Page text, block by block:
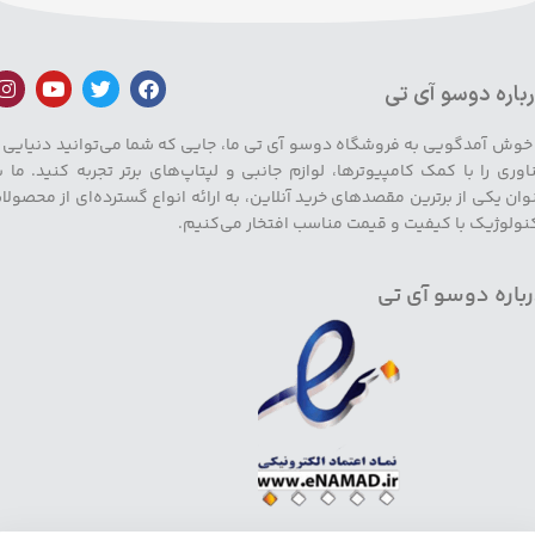
دوسو آی تی
خوش آمدگویی به فروشگاه دوسو آی تی ما، جایی که شما می‌توانید دنیایی
را با کمک کامپیوترها، لوازم جانبی و لپتاپ‌های برتر تجربه کنید. ما
یکی از برترین مقصدهای خرید آنلاین، به ارائه انواع گسترده‌ای از
با کیفیت و قیمت مناسب افتخار می‌کنیم.
دوسو آی تی